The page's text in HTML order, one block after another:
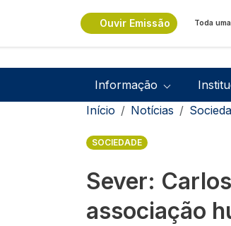
Ouvir Emissão Toda
Navegação
Informação
Navegação
Início Notícias
SOCIEDADE
Sever:
associação